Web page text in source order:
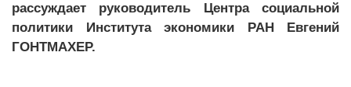
рассуждает руководитель Центра социальной
политики Института экономики РАН Евгений
ГОНТМАХЕР.